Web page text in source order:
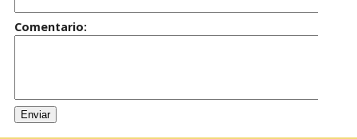
Comentario: